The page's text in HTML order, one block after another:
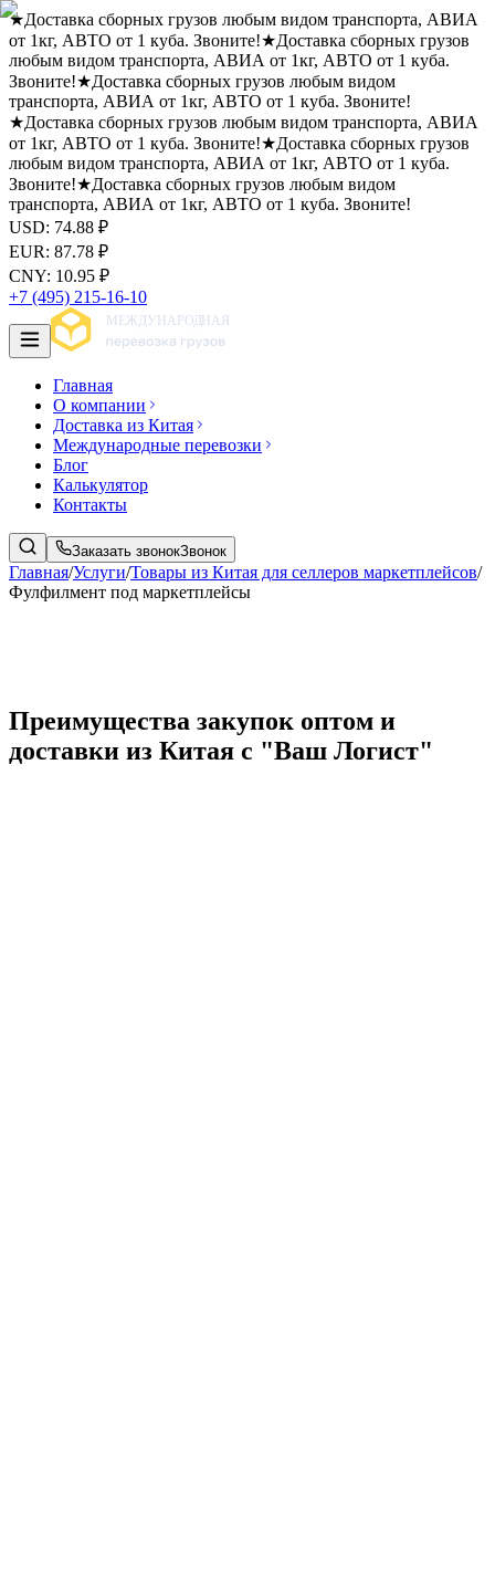
★Доставка сборных грузов любым видом транспорта, АВИА
от 1кг, АВТО от 1 куба. Звоните!★Доставка сборных грузов
любым видом транспорта, АВИА от 1кг, АВТО от 1 куба.
Звоните!★Доставка сборных грузов любым видом
транспорта, АВИА от 1кг, АВТО от 1 куба. Звоните!
★Доставка сборных грузов любым видом транспорта, АВИА
от 1кг, АВТО от 1 куба. Звоните!★Доставка сборных грузов
любым видом транспорта, АВИА от 1кг, АВТО от 1 куба.
Звоните!★Доставка сборных грузов любым видом
транспорта, АВИА от 1кг, АВТО от 1 куба. Звоните!
USD: 74.88 ₽
EUR: 87.78 ₽
CNY: 10.95 ₽
+7 (495) 215-16-10
Главная
О компании
Доставка из Китая
Международные перевозки
Блог
Калькулятор
Контакты
Заказать звонокЗвонок
Главная/Услуги/Товары из Китая для селлеров маркетплейсов/
Фулфилмент под маркетплейсы
Преимущества закупок оптом и
доставки из Китая с "Ваш Логист"